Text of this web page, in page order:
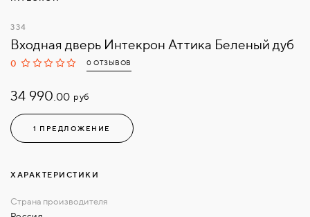
334
Входная дверь Интекрон Аттика Беленый дуб
0 0 ОТЗЫВОВ
34 990.00 руб
1 ПРЕДЛОЖЕНИЕ
ХАРАКТЕРИСТИКИ